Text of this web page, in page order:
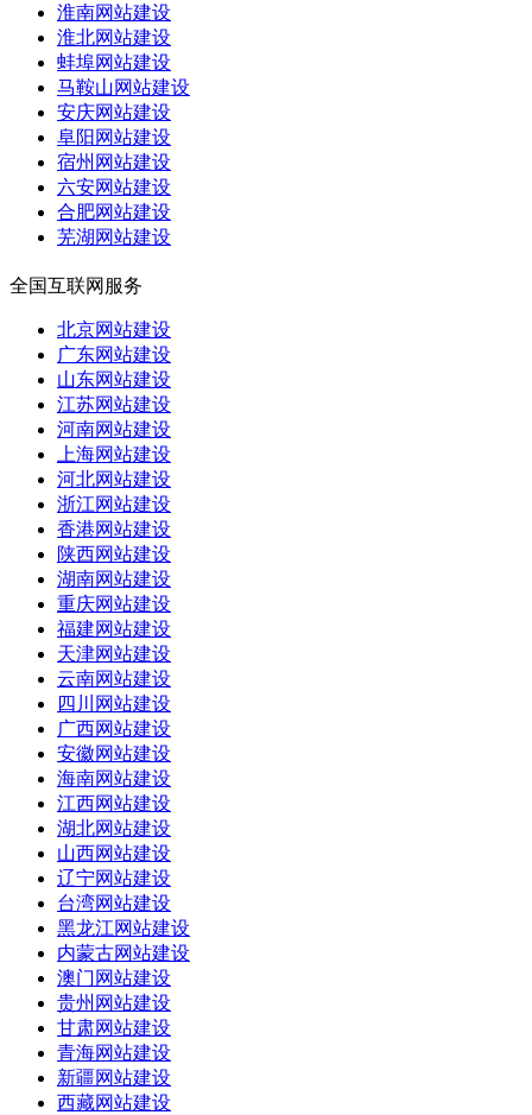
淮南网站建设
淮北网站建设
蚌埠网站建设
马鞍山网站建设
安庆网站建设
阜阳网站建设
宿州网站建设
六安网站建设
合肥网站建设
芜湖网站建设
全国互联网服务
北京网站建设
广东网站建设
山东网站建设
江苏网站建设
河南网站建设
上海网站建设
河北网站建设
浙江网站建设
香港网站建设
陕西网站建设
湖南网站建设
重庆网站建设
福建网站建设
天津网站建设
云南网站建设
四川网站建设
广西网站建设
安徽网站建设
海南网站建设
江西网站建设
湖北网站建设
山西网站建设
辽宁网站建设
台湾网站建设
黑龙江网站建设
内蒙古网站建设
澳门网站建设
贵州网站建设
甘肃网站建设
青海网站建设
新疆网站建设
西藏网站建设